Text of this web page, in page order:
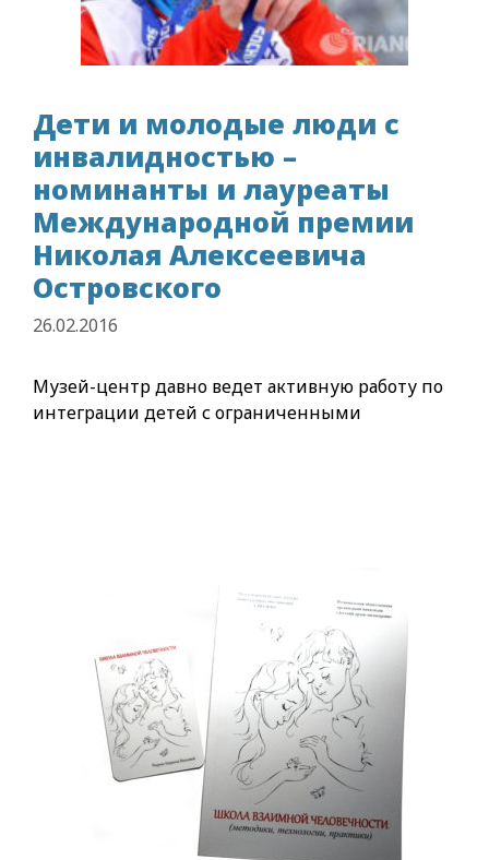
Дети и молодые люди с
инвалидностью –
номинанты и лауреаты
Международной премии
Николая Алексеевича
Островского
26.02.2016
Музей-центр давно ведет активную работу по
интеграции детей с ограниченными